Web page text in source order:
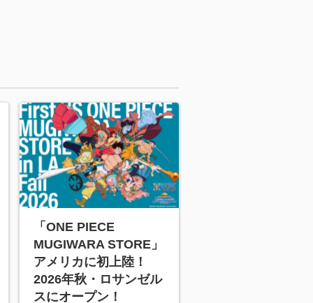
「ONE PIECE
MUGIWARA STORE」
アメリカに初上陸！
2026年秋・ロサンゼル
スにオープン！